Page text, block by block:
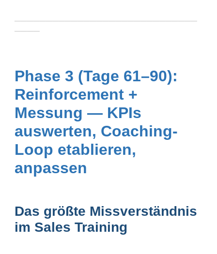
─────────────────────────────
────
Phase 3 (Tage 61–90):
Reinforcement +
Messung — KPIs
auswerten, Coaching-
Loop etablieren,
anpassen
Das größte Missverständnis
im Sales Training